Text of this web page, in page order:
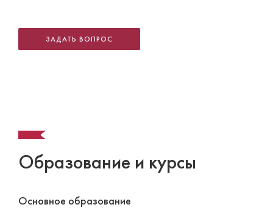
ЗАДАТЬ ВОПРОС
Образование и курсы
Основное образование